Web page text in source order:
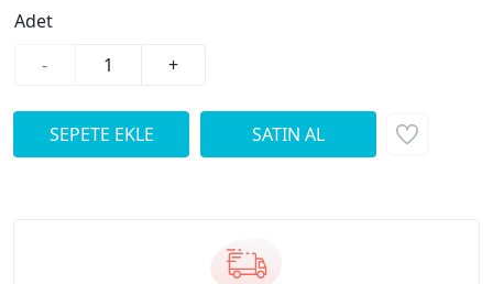
Adet
-
+